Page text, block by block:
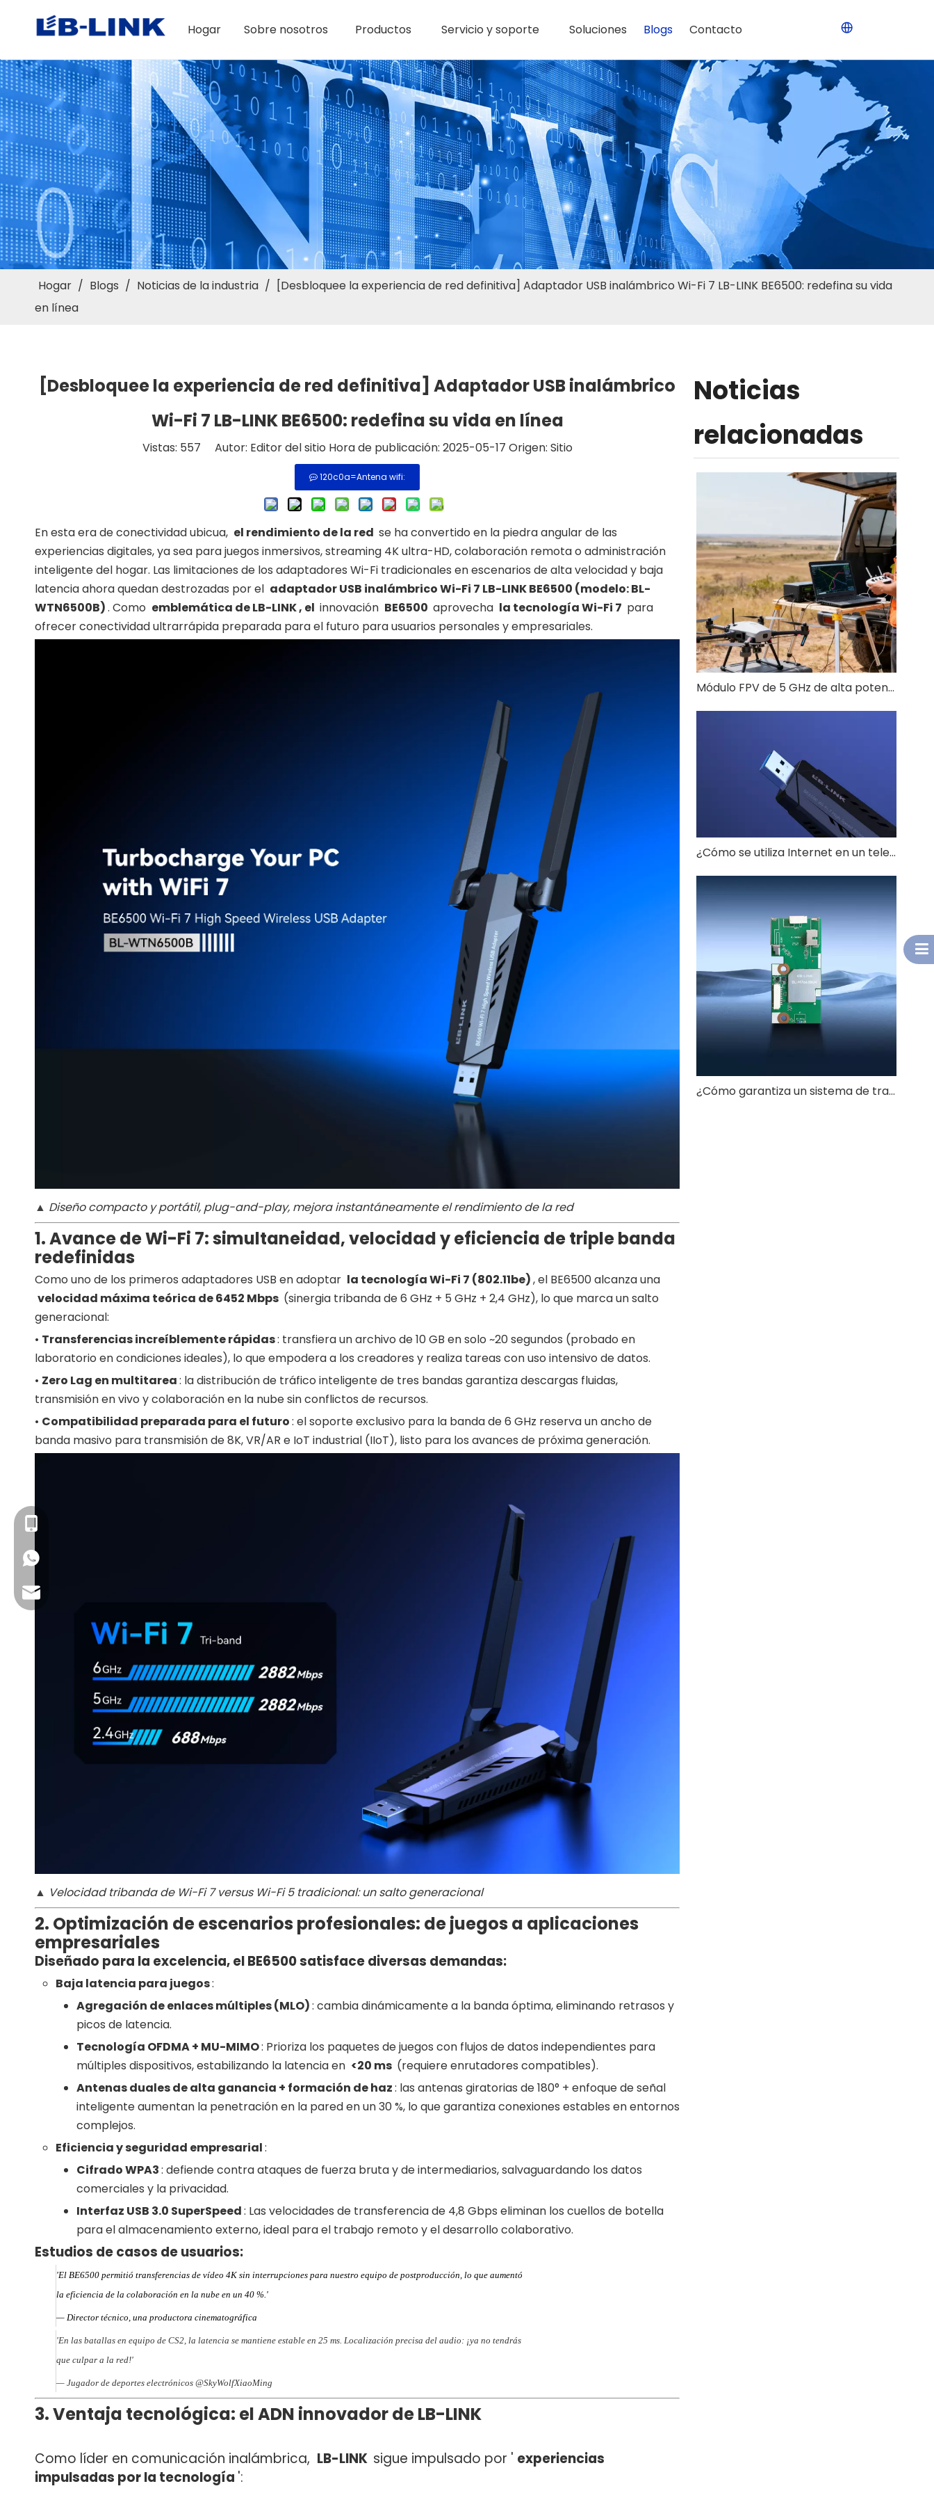
Hogar Sobre nosotros Productos Servicio y soporte Soluciones Blogs Contacto
Hogar / Blogs / Noticias de la industria / [Desbloquee la experiencia de red definitiva] Adaptador USB inalámbrico Wi-Fi 7 LB-LINK BE6500: redefina su vida
en línea
[Desbloquee la experiencia de red definitiva] Adaptador USB inalámbrico
Wi-Fi 7 LB-LINK BE6500: redefina su vida en línea
Vistas: 557 Autor: Editor del sitio Hora de publicación: 2025-05-17 Origen: Sitio
120c0a=Antena wifi:
En esta era de conectividad ubicua, el rendimiento de la red se ha convertido en la piedra angular de las
experiencias digitales, ya sea para juegos inmersivos, streaming 4K ultra-HD, colaboración remota o administración
inteligente del hogar. Las limitaciones de los adaptadores Wi-Fi tradicionales en escenarios de alta velocidad y baja
latencia ahora quedan destrozadas por el adaptador USB inalámbrico Wi-Fi 7 LB-LINK BE6500 (modelo: BL-
WTN6500B). Como emblemática de LB-LINK , el innovación BE6500 aprovecha la tecnología Wi-Fi 7 para
ofrecer conectividad ultrarrápida preparada para el futuro para usuarios personales y empresariales.
▲ Diseño compacto y portátil, plug-and-play, mejora instantáneamente el rendimiento de la red
1. Avance de Wi-Fi 7: simultaneidad, velocidad y eficiencia de triple banda
redefinidas
Como uno de los primeros adaptadores USB en adoptar la tecnología Wi-Fi 7 (802.11be), el BE6500 alcanza una
velocidad máxima teórica de 6452 Mbps (sinergia tribanda de 6 GHz + 5 GHz + 2,4 GHz), lo que marca un salto
generacional:
• Transferencias increíblemente rápidas: transfiera un archivo de 10 GB en solo ~20 segundos (probado en
laboratorio en condiciones ideales), lo que empodera a los creadores y realiza tareas con uso intensivo de datos.
• Zero Lag en multitarea: la distribución de tráfico inteligente de tres bandas garantiza descargas fluidas,
transmisión en vivo y colaboración en la nube sin conflictos de recursos.
• Compatibilidad preparada para el futuro: el soporte exclusivo para la banda de 6 GHz reserva un ancho de
banda masivo para transmisión de 8K, VR/AR e IoT industrial (IIoT), listo para los avances de próxima generación.
▲ Velocidad tribanda de Wi-Fi 7 versus Wi-Fi 5 tradicional: un salto generacional
2. Optimización de escenarios profesionales: de juegos a aplicaciones
empresariales
Diseñado para la excelencia, el BE6500 satisface diversas demandas:
Baja latencia para juegos:
Agregación de enlaces múltiples (MLO): cambia dinámicamente a la banda óptima, eliminando retrasos y
picos de latencia.
Tecnología OFDMA + MU-MIMO: Prioriza los paquetes de juegos con flujos de datos independientes para
múltiples dispositivos, estabilizando la latencia en <20 ms (requiere enrutadores compatibles).
Antenas duales de alta ganancia + formación de haz: las antenas giratorias de 180° + enfoque de señal
inteligente aumentan la penetración en la pared en un 30 %, lo que garantiza conexiones estables en entornos
complejos.
Eficiencia y seguridad empresarial:
Cifrado WPA3: defiende contra ataques de fuerza bruta y de intermediarios, salvaguardando los datos
comerciales y la privacidad.
Interfaz USB 3.0 SuperSpeed: Las velocidades de transferencia de 4,8 Gbps eliminan los cuellos de botella
para el almacenamiento externo, ideal para el trabajo remoto y el desarrollo colaborativo.
Estudios de casos de usuarios:
'El BE6500 permitió transferencias de vídeo 4K sin interrupciones para nuestro equipo de postproducción, lo que aumentó
la eficiencia de la colaboración en la nube en un 40 %.'
— Director técnico, una productora cinematográfica
'En las batallas en equipo de CS2, la latencia se mantiene estable en 25 ms. Localización precisa del audio: ¡ya no tendrás
que culpar a la red!'
— Jugador de deportes electrónicos @SkyWolfXiaoMing
3. Ventaja tecnológica: el ADN innovador de LB-LINK
Como líder en comunicación inalámbrica, LB-LINK sigue impulsado por ' experiencias
impulsadas por la tecnología ':
Noticias
relacionadas
Módulo FPV de 5 GHz de alta potencia de 6 W: RTL8812EU-CG para drones FPV de largo alcance
¿Cómo se utiliza Internet en un televisor?
¿Cómo garantiza un sistema de transmisión de imágenes UAV de largo alcance de 4 km una calidad de vídeo estable?
Soporte técnico: info@lb-link.com
Correo electrónico de queja: queja@lb-link.com